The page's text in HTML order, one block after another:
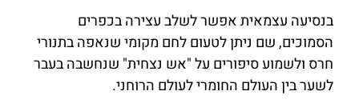
בנסיעה עצמאית אפשר לשלב עצירה בכפרים
הסמוכים, שם ניתן לטעום לחם מקומי שנאפה בתנורי
חרס ולשמוע סיפורים על "אש נצחית" שנחשבה בעבר
לשער בין העולם החומרי לעולם הרוחני.